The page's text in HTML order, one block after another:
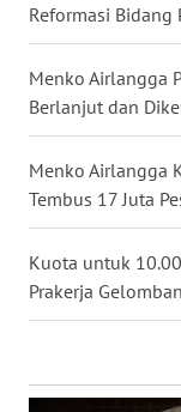
Reformasi Bidang
Menko Airlangga
Berlanjut dan
Menko Airlangga
Tembus 17 Juta
Kuota untuk
Prakerja
WN
JOGJA
WN
WN
WN
KALBAR
KALTENG